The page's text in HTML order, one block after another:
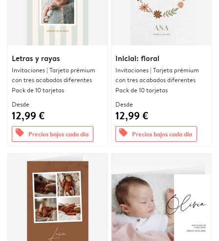
Letras y rayas
Invitaciones | Tarjeta prémium
con tres acabados diferentes
Pack de 10 tarjetas
Desde
12,99 €
offers Precios bajos cada día
Inicial: floral
Invitaciones | Tarjeta prémium
con tres acabados diferentes
Pack de 10 tarjetas
Desde
12,99 €
offers Precios bajos cada día